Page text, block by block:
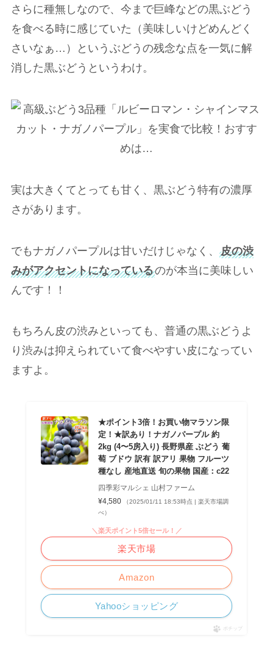
さらに種無しなので、今まで巨峰などの黒ぶどう
を食べる時に感じていた （美味しいけどめんどく
さいなぁ…）というぶどうの残念な点を一気に解
消した黒ぶどう というわけ。
実は大きくてとっても甘く、黒ぶどう特有の濃厚
さがあります。
でもナガノパープルは甘いだけじゃなく、 皮の渋
みがアクセントになっているのが本当に美味しい
んです！！
もちろん皮の渋みといっても、普通の黒ぶどうよ
り渋みは抑えられていて食べやすい皮になってい
ますよ。
★ポイント3倍！お買い物マラソン限
定！★訳あり！ナガノパープル 約
2kg (4〜5房入り) 長野県産 ぶどう 葡
萄 ブドウ 訳有 訳アリ 果物 フルーツ
種なし 産地直送 旬の果物 国産：c22
四季彩マルシェ 山村ファーム
¥4,580
（2025/01/11 18:53時点 | 楽天市場調
べ）
Amazon
＼楽天ポイント5倍セール！／
楽天市場
Yahooショッピング
ポチップ